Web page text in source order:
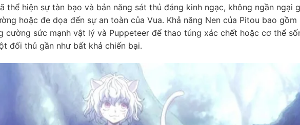
thể hiện sự tàn bạo và bản năng sát thủ đáng kinh ngạc, không ngần ngại
hoặc đe dọa đến sự an toàn của Vua. Khả năng Nen của Pitou bao gồm
cường sức mạnh vật lý và Puppeteer để thao túng xác chết hoặc cơ thể
đối thủ gần như bất khả chiến bại.